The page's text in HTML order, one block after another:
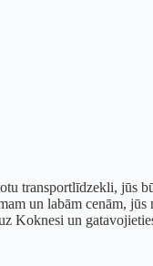
transportlīdzekli, jūs
un labām cenām,
Koknesi un